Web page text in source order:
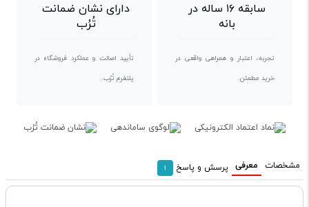
سابقه ۱۶ ساله در
بانه
تجربه، اعتبار و همراهی واقعی در
خرید مطمئن.
دارای نشان ضمانت
تُرُب
تأیید اصالت و عملکرد فروشگاه در
پلتفرم تُرُب.
مشخصات معرفی پرسش و پاسخ 1